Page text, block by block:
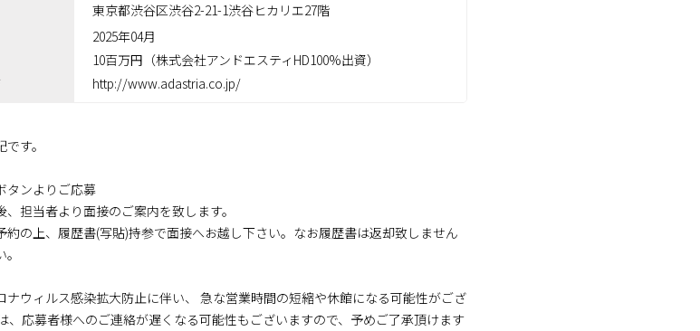
東京都渋谷区渋谷2-21-1渋谷ヒカリエ27階
2025年04月
10百万円（株式会社アンドエスティHD100%出資）
http://www.adastria.co.jp/
す。
タンよりご応募
担当者より面接のご案内を致します。
約の上、履歴書(写貼)持参で面接へお越し下さい。なお履歴書は返却致しません
｡
ウィルス感染拡大防止に伴い、 急な営業時間の短縮や休館になる可能性がござ
、応募者様へのご連絡が遅くなる可能性もございますので、予めご了承頂けます